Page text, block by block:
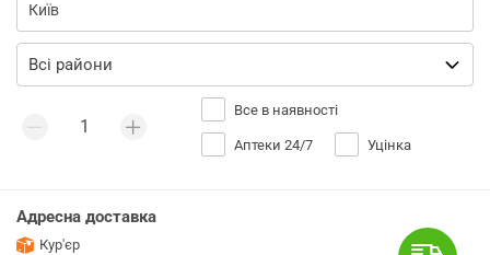
Все в наявності
Аптеки 24/7 Уцінка
Адресна доставка
Кур'єр